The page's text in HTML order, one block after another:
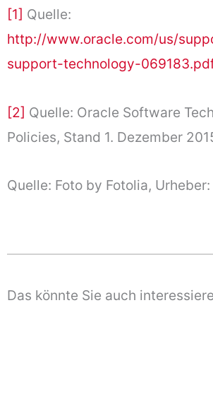
[1] Quelle:
http://www.oracle.com/us/
support-technology-
[2] Quelle: Oracle Software
Policies, Stand 1. Dezember
Quelle: Foto by Fotolia, Urheber:
Das könnte Sie auch